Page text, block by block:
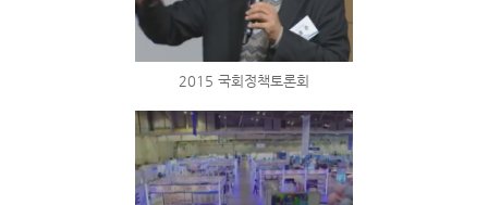
2015 국회정책토론회